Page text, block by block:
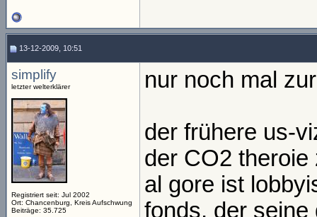
13-12-2009, 10:51
simplify
letzter welterklärer
Registriert seit: Jul 2002
Ort: Chancenburg, Kreis Aufschwung
Beiträge: 35.725
nur noch mal
der frühere us-
der CO2
al gore ist
fonds, der seine